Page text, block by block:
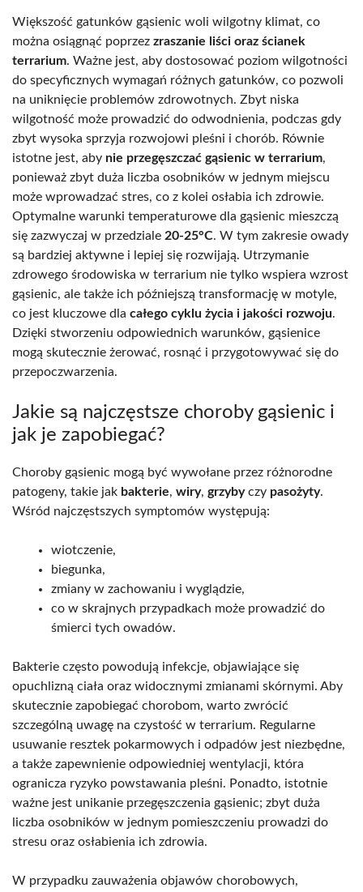
Większość gatunków gąsienic woli wilgotny klimat, co
można osiągnąć poprzez zraszanie liści oraz ścianek
terrarium. Ważne jest, aby dostosować poziom wilgotności
do specyficznych wymagań różnych gatunków, co pozwoli
na uniknięcie problemów zdrowotnych. Zbyt niska
wilgotność może prowadzić do odwodnienia, podczas gdy
zbyt wysoka sprzyja rozwojowi pleśni i chorób. Równie
istotne jest, aby nie przegęszczać gąsienic w terrarium,
ponieważ zbyt duża liczba osobników w jednym miejscu
może wprowadzać stres, co z kolei osłabia ich zdrowie.
Optymalne warunki temperaturowe dla gąsienic mieszczą
się zazwyczaj w przedziale 20-25°C. W tym zakresie owady
są bardziej aktywne i lepiej się rozwijają. Utrzymanie
zdrowego środowiska w terrarium nie tylko wspiera wzrost
gąsienic, ale także ich późniejszą transformację w motyle,
co jest kluczowe dla całego cyklu życia i jakości rozwoju.
Dzięki stworzeniu odpowiednich warunków, gąsienice
mogą skutecznie żerować, rosnąć i przygotowywać się do
przepoczwarzenia.
Jakie są najczęstsze choroby gąsienic i
jak je zapobiegać?
Choroby gąsienic mogą być wywołane przez różnorodne
patogeny, takie jak bakterie, wiry, grzybyczy pasożyty.
Wśród najczęstszych symptomów występują:
wiotczenie,
biegunka,
zmiany w zachowaniu i wyglądzie,
co w skrajnych przypadkach może prowadzić do
śmierci tych owadów.
Bakterie często powodują infekcje, objawiające się
opuchlizną ciała oraz widocznymi zmianami skórnymi. Aby
skutecznie zapobiegać chorobom, warto zwrócić
szczególną uwagę na czystość w terrarium. Regularne
usuwanie resztek pokarmowych i odpadów jest niezbędne,
a także zapewnienie odpowiedniej wentylacji, która
ogranicza ryzyko powstawania pleśni. Ponadto, istotnie
ważne jest unikanie przegęszczenia gąsienic; zbyt duża
liczba osobników w jednym pomieszczeniu prowadzi do
stresu oraz osłabienia ich zdrowia.
W przypadku zauważenia objawów chorobowych,